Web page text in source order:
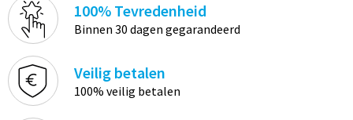
100% Tevredenheid
Binnen 30 dagen gegarandeerd
Veilig betalen
100% veilig betalen